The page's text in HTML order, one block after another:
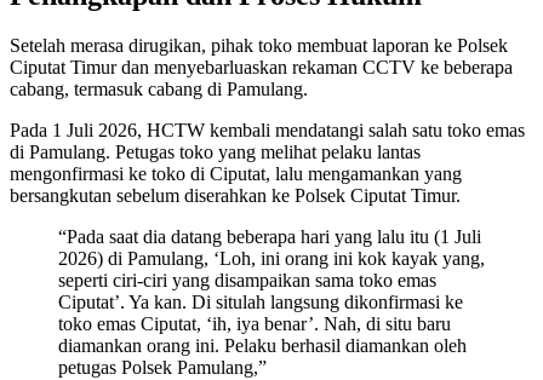
Setelah merasa dirugikan, pihak toko membuat laporan ke Polsek
Ciputat Timur dan menyebarluaskan rekaman CCTV ke beberapa
cabang, termasuk cabang di Pamulang.
Pada 1 Juli 2026, HCTW kembali mendatangi salah satu toko emas
di Pamulang. Petugas toko yang melihat pelaku lantas
mengonfirmasi ke toko di Ciputat, lalu mengamankan yang
bersangkutan sebelum diserahkan ke Polsek Ciputat Timur.
“Pada saat dia datang beberapa hari yang lalu itu (1 Juli
2026) di Pamulang, ‘Loh, ini orang ini kok kayak yang,
seperti ciri-ciri yang disampaikan sama toko emas
Ciputat’. Ya kan. Di situlah langsung dikonfirmasi ke
toko emas Ciputat, ‘ih, iya benar’. Nah, di situ baru
diamankan orang ini. Pelaku berhasil diamankan oleh
petugas Polsek Pamulang,”